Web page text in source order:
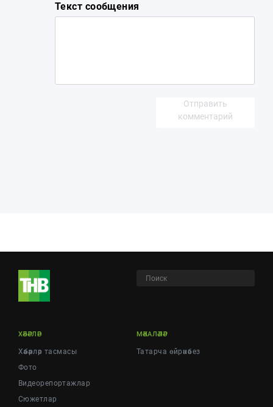
Текст сообщения
Отправить
комментарий
ХӘБӘРЛӘР
Хәбәрләр тасмасы
Фото
Видеорепортажлар
Cюжетлар
МӘКАЛӘЛӘР
Татарча өйрәнәбез